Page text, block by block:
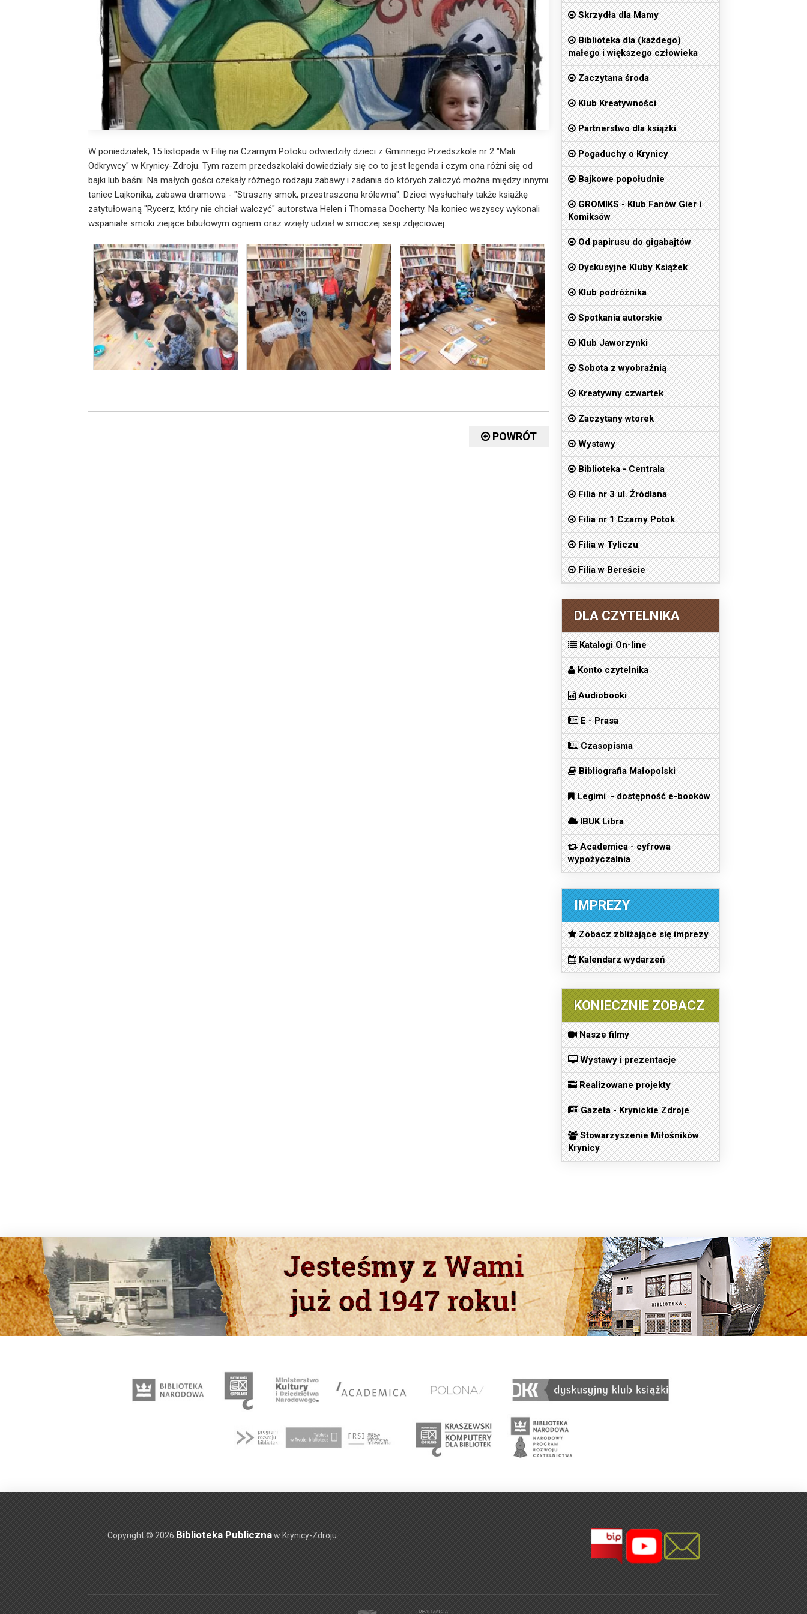
W poniedziałek, 15 listopada w Filię na Czarnym Potoku odwiedziły dzieci z Gminnego Przedszkole nr 2 "Mali
Odkrywcy" w Krynicy-Zdroju. Tym razem przedszkolaki dowiedziały się co to jest legenda i czym ona różni się od
bajki lub baśni. Na małych gości czekały różnego rodzaju zabawy i zadania do których zaliczyć można między innymi
taniec Lajkonika, zabawa dramowa - "Straszny smok, przestraszona królewna". Dzieci wysłuchały także książkę
zatytułowaną "Rycerz, który nie chciał walczyć" autorstwa Helen i Thomasa Docherty. Na koniec wszyscy wykonali
wspaniałe smoki ziejące bibułowym ogniem oraz wzięły udział w smoczej sesji zdjęciowej.
POWRÓT
Skrzydła dla Mamy
Biblioteka dla (każdego)
małego i większego człowieka
Zaczytana środa
Klub Kreatywności
Partnerstwo dla książki
Pogaduchy o Krynicy
Bajkowe popołudnie
GROMIKS - Klub Fanów Gier i
Komiksów
Od papirusu do gigabajtów
Dyskusyjne Kluby Książek
Klub podróżnika
Spotkania autorskie
Klub Jaworzynki
Sobota z wyobraźnią
Kreatywny czwartek
Zaczytany wtorek
Wystawy
Biblioteka - Centrala
Filia nr 3 ul. Źródlana
Filia nr 1 Czarny Potok
Filia w Tyliczu
Filia w Bereście
DLA CZYTELNIKA
Katalogi On-line
Konto czytelnika
Audiobooki
E - Prasa
Czasopisma
Bibliografia Małopolski
Legimi - dostępność e-booków
IBUK Libra
Academica - cyfrowa
wypożyczalnia
IMPREZY
Zobacz zbliżające się imprezy
Kalendarz wydarzeń
KONIECZNIE ZOBACZ
Nasze filmy
Wystawy i prezentacje
Realizowane projekty
Gazeta - Krynickie Zdroje
Stowarzyszenie Miłośników
Krynicy
Copyright © 2026 Biblioteka Publicznaw Krynicy-Zdroju